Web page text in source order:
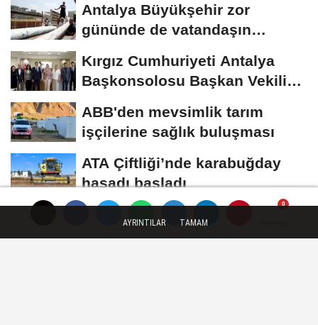
Antalya Büyükşehir zor
gününde de vatandaşın
Kırgız Cumhuriyeti Antalya
Başkonsolosu Başkan Vekili
ABB'den mevsimlik tarım
işçilerine sağlık buluşması
ATA Çiftliği’nde karabuğday
hasadı başladı
Yayınlanma: 07 Temmuz 2026 - 12:07
AYRINTILAR TAMAM